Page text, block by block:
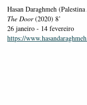
Hasan Daraghmeh
The Door(2020) 8’
26 janeiro - 14 fevereiro
https://